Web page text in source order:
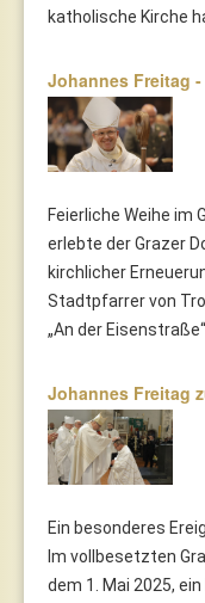
katholische Kirche
Johannes Freitag
Feierliche Weihe im
erlebte der Grazer
kirchlicher
Stadtpfarrer von
„An der
Johannes Freitag
Ein besonderes
Im vollbesetzten
dem 1. Mai 2025,